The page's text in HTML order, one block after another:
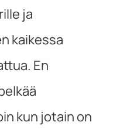
ja
kaikessa
En
kun jotain on